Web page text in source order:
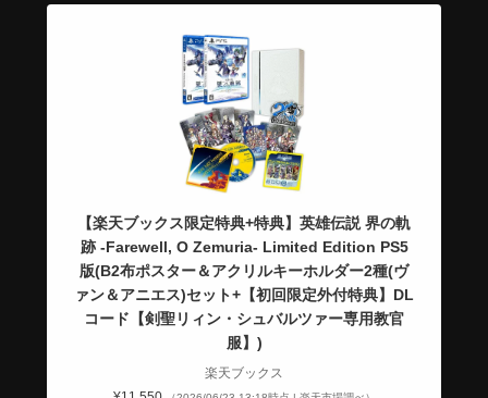
【楽天ブックス限定特典+特典】英雄伝説 界の軌
跡 -Farewell, O Zemuria- Limited Edition PS5
版(B2布ポスター＆アクリルキーホルダー2種(ヴ
ァン＆アニエス)セット+【初回限定外付特典】DL
コード【剣聖リィン・シュバルツァー専用教官
服】)
楽天ブックス